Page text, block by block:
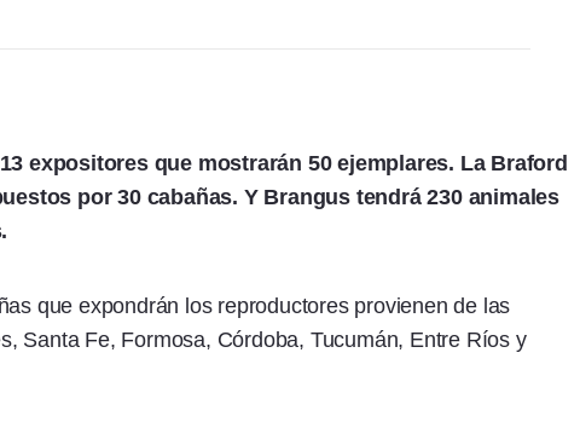
expositores que mostrarán 50 ejemplares. La Braford
por 30 cabañas. Y Brangus tendrá 230 animales
que expondrán los reproductores provienen de las
Santa Fe, Formosa, Córdoba, Tucumán, Entre Ríos y